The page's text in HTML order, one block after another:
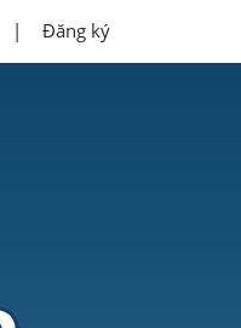
| Đăng ký